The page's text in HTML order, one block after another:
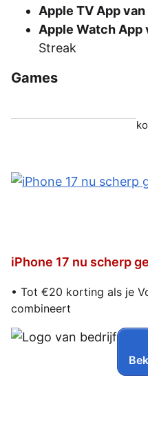
Apple TV App
Apple Watch App
Streak
Games
iPhone 17 nu scherp
• Tot €20 korting als je
combineert